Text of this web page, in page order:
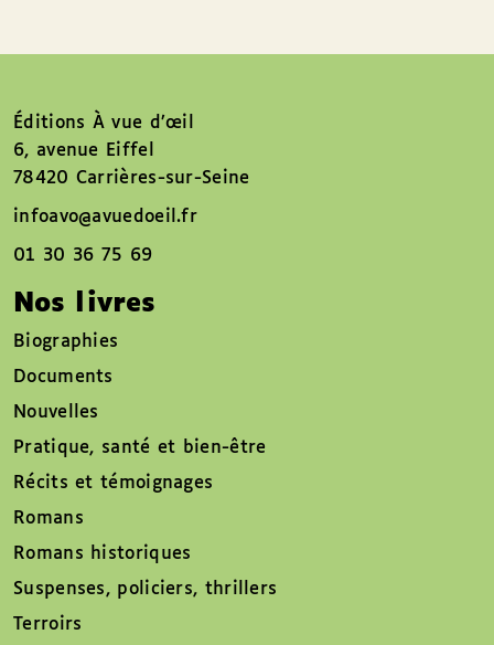
Éditions À vue d’œil
6, avenue Eiffel
78420 Carrières-sur-Seine
infoavo@avuedoeil.fr
01 30 36 75 69
Nos livres
Biographies
Documents
Nouvelles
Pratique, santé et bien-être
Récits et témoignages
Romans
Romans historiques
Suspenses, policiers, thrillers
Terroirs